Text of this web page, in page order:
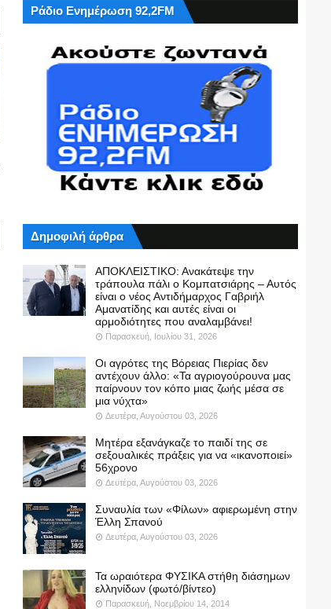
Ράδιο Ενημέρωση 92,2FM
Δημοφιλή άρθρα
ΑΠΟΚΛΕΙΣΤΙΚΟ: Ανακάτεψε την
τράπουλα πάλι ο Κομπατσιάρης – Αυτός
είναι ο νέος Αντιδήμαρχος Γαβριήλ
Αμανατίδης και αυτές είναι οι
αρμοδιότητες που αναλαμβάνει!
Παρασκευή, Ιουλίου 31, 2026
Οι αγρότες της Βόρειας Πιερίας δεν
αντέχουν άλλο: «Τα αγριογούρουνα μας
παίρνουν τον κόπο μιας ζωής μέσα σε
μια νύχτα»
Δευτέρα, Αυγούστου 03, 2026
Μητέρα εξανάγκαζε το παιδί της σε
σεξουαλικές πράξεις για να «ικανοποιεί»
56χρονο
Δευτέρα, Αυγούστου 03, 2026
Συναυλία των «Φίλων» αφιερωμένη στην
Έλλη Σπανού
Δευτέρα, Αυγούστου 03, 2026
Τα ωραιότερα ΦΥΣΙΚΑ στήθη διάσημων
ελληνίδων (φωτό/βίντεο)
Παρασκευή, Νοεμβρίου 14, 2014